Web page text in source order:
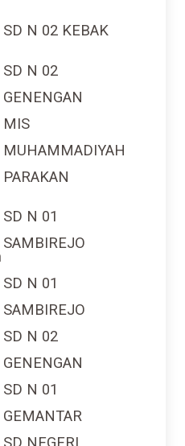
SD N 02 KEBAK
SD N 02
GENENGAN
MIS
MUHAMMADIYAH
PARAKAN
SD N 01
SAMBIREJO
SD N 01
SAMBIREJO
SD N 02
GENENGAN
SD N 01
GEMANTAR
SD NEGERI